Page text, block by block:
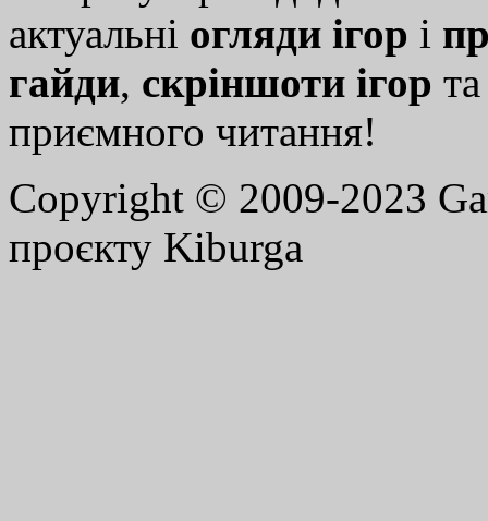
актуальні огляди ігор і
гайди, скріншоти ігор
приємного читання!
Copyright © 2009-2023
проєкту Kiburga